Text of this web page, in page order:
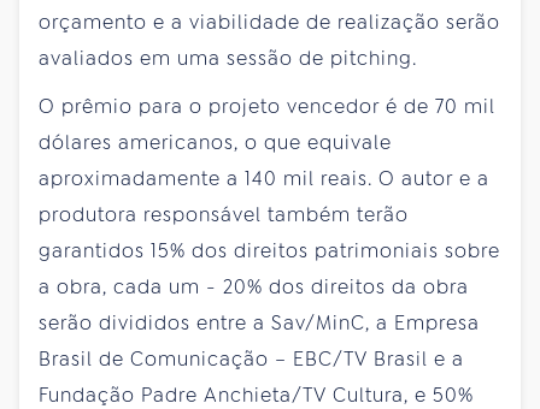
orçamento e a viabilidade de realização serão
avaliados em uma sessão de pitching.
O prêmio para o projeto vencedor é de 70 mil
dólares americanos, o que equivale
aproximadamente a 140 mil reais. O autor e a
produtora responsável também terão
garantidos 15% dos direitos patrimoniais sobre
a obra, cada um - 20% dos direitos da obra
serão divididos entre a Sav/MinC, a Empresa
Brasil de Comunicação – EBC/TV Brasil e a
Fundação Padre Anchieta/TV Cultura, e 50%